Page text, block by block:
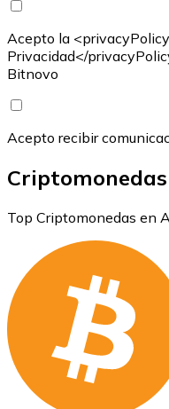
Acepto la
Privacidad</
Bitnovo
Acepto recibir
Top Criptomonedas en